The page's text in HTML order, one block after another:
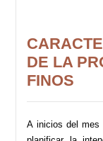
DE LA
FINOS
A inicios del mes